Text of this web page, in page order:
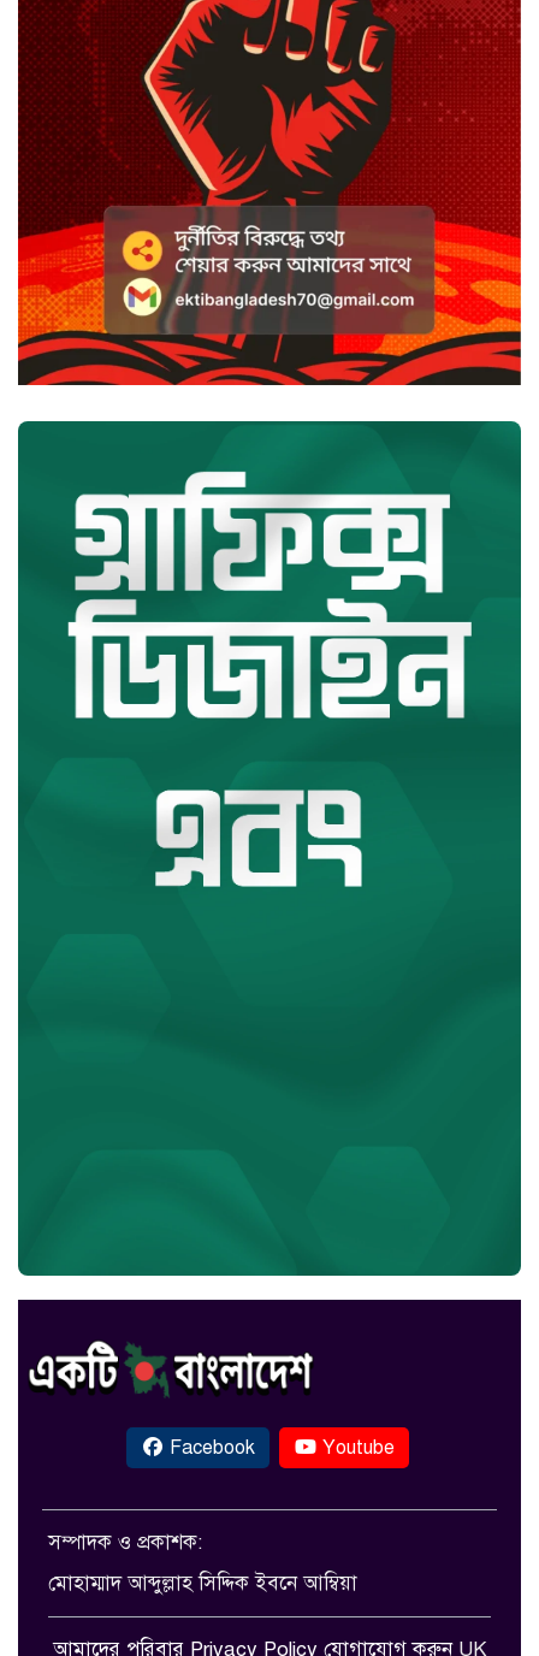
Facebook Youtube
সম্পাদক ও প্রকাশক:
মোহাম্মাদ আব্দুল্লাহ সিদ্দিক ইবনে আম্বিয়া
আমাদের পরিবার Privacy Policy যোগাযোগ করুনUK